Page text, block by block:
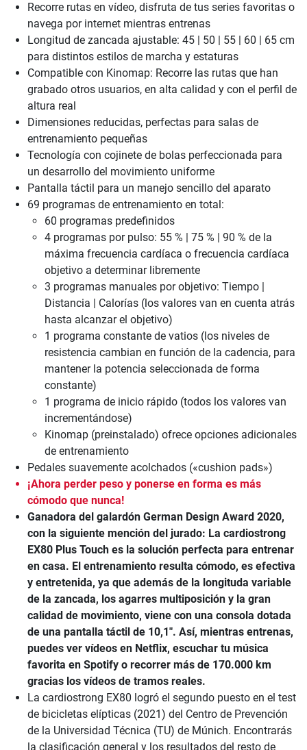
Recorre rutas en vídeo, disfruta de tus series favoritas o
navega por internet mientras entrenas
Longitud de zancada ajustable: 45 | 50 | 55 | 60 | 65 cm
para distintos estilos de marcha y estaturas
Compatible con Kinomap: Recorre las rutas que han
grabado otros usuarios, en alta calidad y con el perfil de
altura real
Dimensiones reducidas, perfectas para salas de
entrenamiento pequeñas
Tecnología con cojinete de bolas perfeccionada para
un desarrollo del movimiento uniforme
Pantalla táctil para un manejo sencillo del aparato
69 programas de entrenamiento en total:
60 programas predefinidos
4 programas por pulso: 55 % | 75 % | 90 % de la
máxima frecuencia cardíaca o frecuencia cardíaca
objetivo a determinar libremente
3 programas manuales por objetivo: Tiempo |
Distancia | Calorías (los valores van en cuenta atrás
hasta alcanzar el objetivo)
1 programa constante de vatios (los niveles de
resistencia cambian en función de la cadencia, para
mantener la potencia seleccionada de forma
constante)
1 programa de inicio rápido (todos los valores van
incrementándose)
Kinomap (preinstalado) ofrece opciones adicionales
de entrenamiento
Pedales suavemente acolchados («cushion pads»)
¡Ahora perder peso y ponerse en forma es más
cómodo que nunca!
Ganadora del galardón German Design Award 2020,
con la siguiente mención del jurado: La cardiostrong
EX80 Plus Touch es la solución perfecta para entrenar
en casa. El entrenamiento resulta cómodo, es efectiva
y entretenida, ya que además de la longituda variable
de la zancada, los agarres multiposición y la gran
calidad de movimiento, viene con una consola dotada
de una pantalla táctil de 10,1". Así, mientras entrenas,
puedes ver vídeos en Netflix, escuchar tu música
favorita en Spotify o recorrer más de 170.000 km
gracias los vídeos de tramos reales.
La cardiostrong EX80 logró el segundo puesto en el test
de bicicletas elípticas (2021) del Centro de Prevención
de la Universidad Técnica (TU) de Múnich. Encontrarás
la clasificación general y los resultados del resto de